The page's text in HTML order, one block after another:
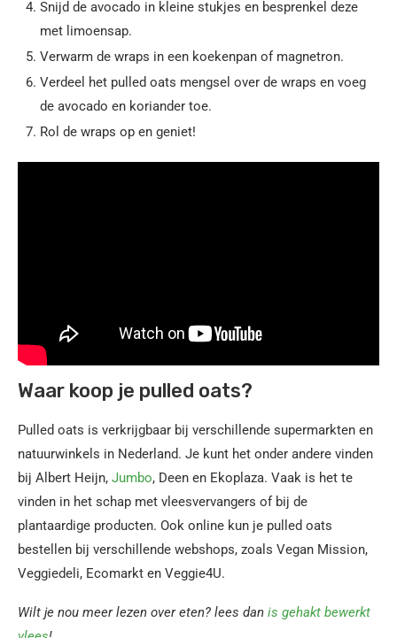
Snijd de avocado in kleine stukjes en besprenkel deze
met limoensap.
Verwarm de wraps in een koekenpan of magnetron.
Verdeel het pulled oats mengsel over de wraps en voeg
de avocado en koriander toe.
Rol de wraps op en geniet!
Waar koop je pulled oats?
Pulled oats is verkrijgbaar bij verschillende supermarkten en
natuurwinkels in Nederland. Je kunt het onder andere vinden
bij Albert Heijn, Jumbo, Deen en Ekoplaza. Vaak is het te
vinden in het schap met vleesvervangers of bij de
plantaardige producten. Ook online kun je pulled oats
bestellen bij verschillende webshops, zoals Vegan Mission,
Veggiedeli, Ecomarkt en Veggie4U.
Wilt je nou meer lezen over eten? lees dan is gehakt bewerkt